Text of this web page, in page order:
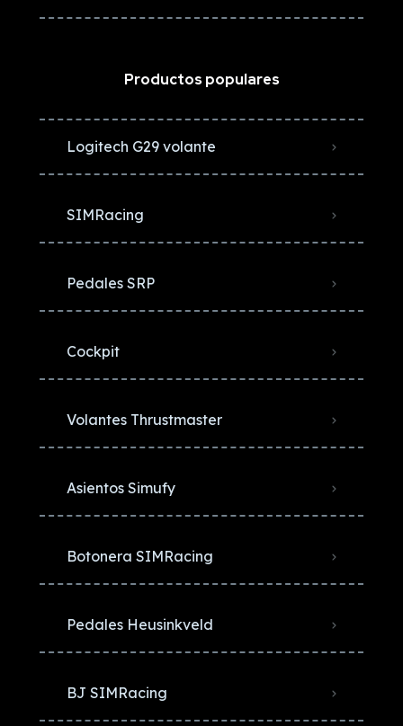
Productos populares
Logitech G29 volante
SIMRacing
Pedales SRP
Cockpit
Volantes Thrustmaster
Asientos Simufy
Botonera SIMRacing
Pedales Heusinkveld
BJ SIMRacing